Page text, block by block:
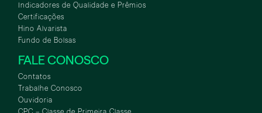
Indicadores de Qualidade e Prêmios
Certificações
Hino Alvarista
Fundo de Bolsas
FALE CONOSCO
Contatos
Trabalhe Conosco
Ouvidoria